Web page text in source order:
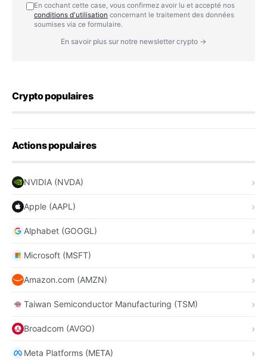
En cochant cette case, vous confirmez avoir lu et accepté nos
conditions d'utilisation concernant le traitement des données
soumises via ce formulaire.
En savoir plus sur notre newsletter crypto →
Crypto populaires
Actions populaires
NVIDIA (NVDA)
Apple (AAPL)
Alphabet (GOOGL)
Microsoft (MSFT)
Amazon.com (AMZN)
Taiwan Semiconductor Manufacturing (TSM)
Broadcom (AVGO)
Meta Platforms (META)